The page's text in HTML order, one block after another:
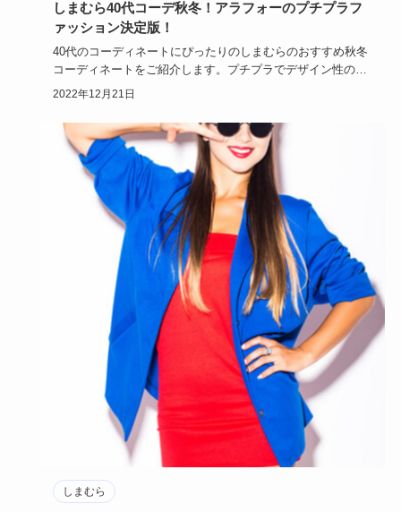
しまむら40代コーデ秋冬！アラフォーのプチプラフ
ァッション決定版！
40代のコーディネートにぴったりのしまむらのおすすめ秋冬
コーディネートをご紹介します。プチプラでデザイン性の高
いファッショ…
2022年12月21日
しまむら